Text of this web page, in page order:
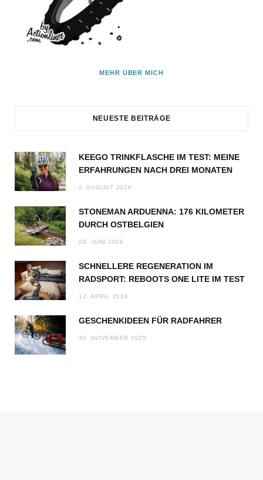
MEHR ÜBER MICH
NEUESTE BEITRÄGE
KEEGO TRINKFLASCHE IM TEST: MEINE
ERFAHRUNGEN NACH DREI MONATEN
2. AUGUST 2026
STONEMAN ARDUENNA: 176 KILOMETER
DURCH OSTBELGIEN
28. JUNI 2026
SCHNELLERE REGENERATION IM
RADSPORT: REBOOTS ONE LITE IM TEST
12. APRIL 2026
GESCHENKIDEEN FÜR RADFAHRER
30. NOVEMBER 2025